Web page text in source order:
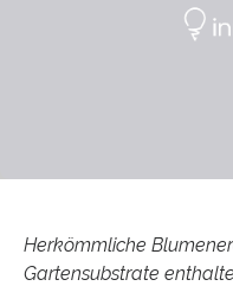
Herkömmliche
Gartensubstrate